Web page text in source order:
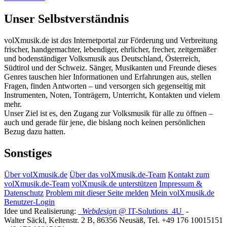
Unser Selbstverständnis
volXmusik.de ist das Internetportal zur Förderung und Verbreitung
frischer, handgemachter, lebendiger, ehrlicher, frecher, zeitgemäßer
und bodenständiger Volksmusik aus Deutschland, Österreich,
Südtirol und der Schweiz. Sänger, Musikanten und Freunde dieses
Genres tauschen hier Informationen und Erfahrungen aus, stellen
Fragen, finden Antworten – und versorgen sich gegenseitig mit
Instrumenten, Noten, Tonträgern, Unterricht, Kontakten und vielem
mehr.
Unser Ziel ist es, den Zugang zur Volksmusik für alle zu öffnen –
auch und gerade für jene, die bislang noch keinen persönlichen
Bezug dazu hatten.
Sonstiges
Über volXmusik.de Über das volXmusik.de-Team Kontakt zum
volXmusik.de-Team volXmusik.de unterstützen Impressum &
Datenschutz Problem mit dieser Seite melden Mein volXmusik.de
Benutzer-Login
Idee und Realisierung:
Webdesign @ IT-Solutions 4U -
Walter Säckl, Keltenstr. 2 B, 86356 Neusäß, Tel. +49 176 10015151